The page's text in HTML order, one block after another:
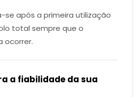
se após a primeira utilização
total sempre que o
ocorrer.
a fiabilidade da sua